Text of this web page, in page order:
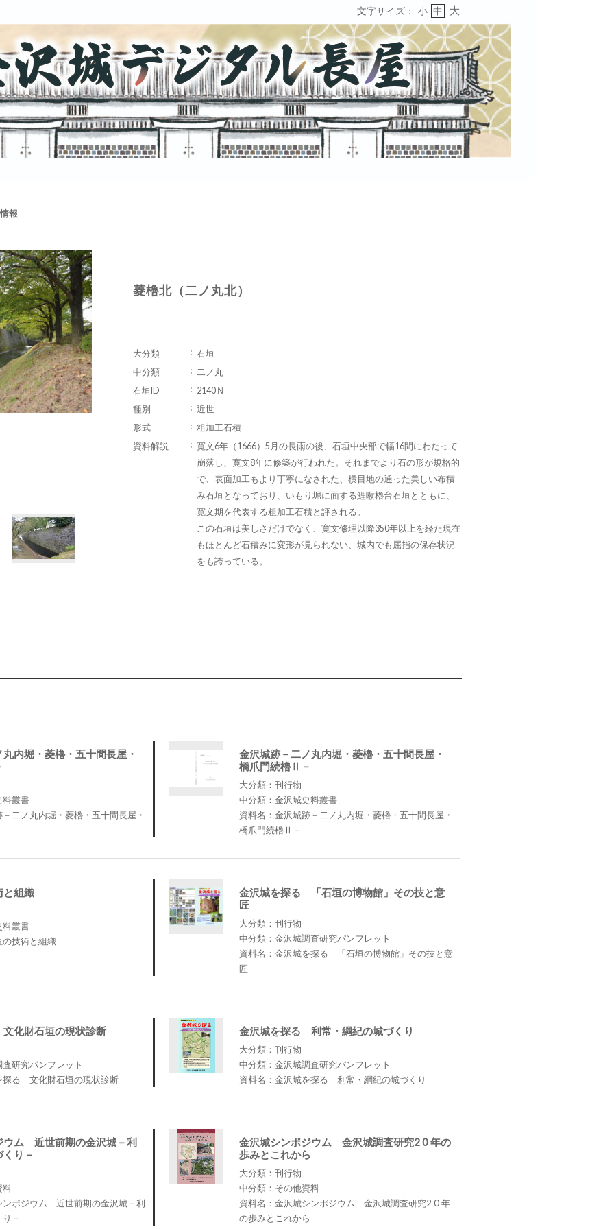
文字サイズ： 小 中 大
報
菱櫓北（二ノ丸北）
大分類
石垣
中分類
二ノ丸
石垣ID
2140Ｎ
種別
近世
形式
粗加工石積
資料解説
寛文6年（1666）5月の長雨の後、石垣中央部で幅16間にわたって
崩落し、寛文8年に修築が行われた。それまでより石の形が規格的
で、表面加工もより丁寧になされた、横目地の通った美しい布積
み石垣となっており、いもり堀に面する鯉喉櫓台石垣とともに、
寛文期を代表する粗加工石積と評される。
この石垣は美しさだけでなく、寛文修理以降350年以上を経た現在
もほとんど石積みに変形が見られない、城内でも屈指の保存状況
をも誇っている。
内堀・菱櫓・五十間長屋・
料叢書
二ノ丸内堀・菱櫓・五十間長屋・
金沢城跡－二ノ丸内堀・菱櫓・五十間長屋・
橋爪門続櫓Ⅱ－
大分類：刊行物
中分類：金沢城史料叢書
資料名：金沢城跡－二ノ丸内堀・菱櫓・五十間長屋・
橋爪門続櫓Ⅱ－
と組織
料叢書
技術と組織
金沢城を探る 「石垣の博物館」その技と意
匠
大分類：刊行物
中分類：金沢城調査研究パンフレット
資料名：金沢城を探る 「石垣の博物館」その技と意
匠
化財石垣の現状診断
研究パンフレット
探る 文化財石垣の現状診断
金沢城を探る 利常・綱紀の城づくり
大分類：刊行物
中分類：金沢城調査研究パンフレット
資料名：金沢城を探る 利常・綱紀の城づくり
ウム 近世前期の金沢城－利
り－
料
ンポジウム 近世前期の金沢城－利
－
金沢城シンポジウム 金沢城調査研究2 0 年の
歩みとこれから
大分類：刊行物
中分類：その他資料
資料名：金沢城シンポジウム 金沢城調査研究2 0 年
の歩みとこれから